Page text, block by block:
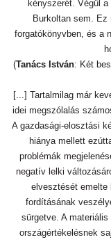
kényszerét. Végül
Burkoltan sem.
forgatókönyvben, és a
(Tanács István: Két
[...] Tartalmilag már
idei megszólalás
A gazdasági-elosztási
hiánya mellett
problémák
negatív lelki
elvesztését emelte
fordításának
sürgetve. A
országértékelésnek